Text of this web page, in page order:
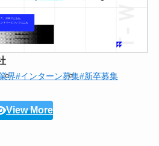
界#インターン募集#新卒募集
View More